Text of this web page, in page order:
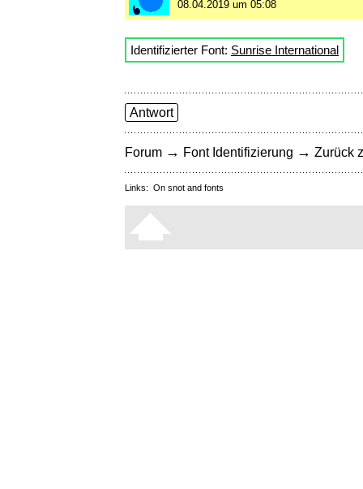
08.04.2019 um 05:08
Identifizierter Font: Sunrise International
Antwort
Forum → Font Identifizierung → Zurück
Links: On snot and fonts